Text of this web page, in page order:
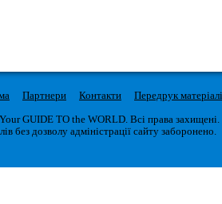
Партнери Контакти
Передрук
GUIDE TO the WORLD. Всі права захищені.
без дозволу адміністрації сайту заборонено.